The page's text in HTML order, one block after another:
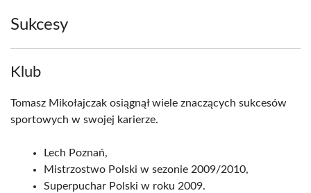
Sukcesy
Klub
Tomasz Mikołajczak osiągnął wiele znaczących sukcesów
sportowych w swojej karierze.
Lech Poznań,
Mistrzostwo Polski w sezonie 2009/2010,
Superpuchar Polski w roku 2009.